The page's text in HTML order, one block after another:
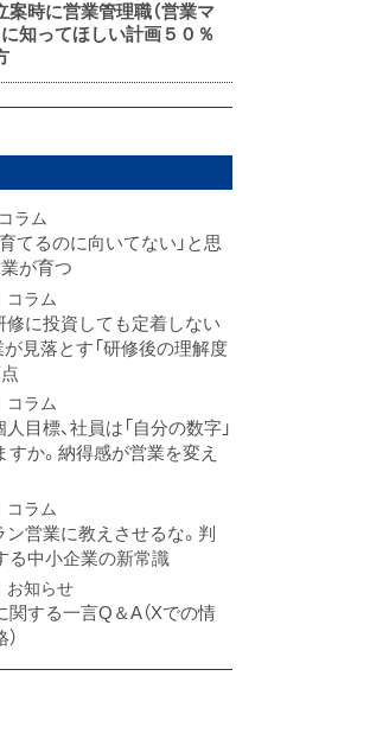
案時に営業管理職（営業マ
に知ってほしい計画５０％
コラム
てるのに向いてない」と思
が育つ
コラム
修に投資しても定着しない
見落とす「研修後の理解度
コラム
目標、社員は「自分の数字」
すか。納得感が営業を変え
コラム
営業に教えさせるな。判
る中小企業の新常識
お知らせ
関する一言Q＆A（Xでの情